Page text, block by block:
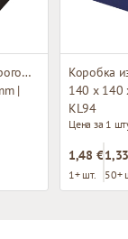
Коробка из микрогофрокартона
|
140 x 140
KL94
Цена за 1
1,48 €
1+ шт. 50+